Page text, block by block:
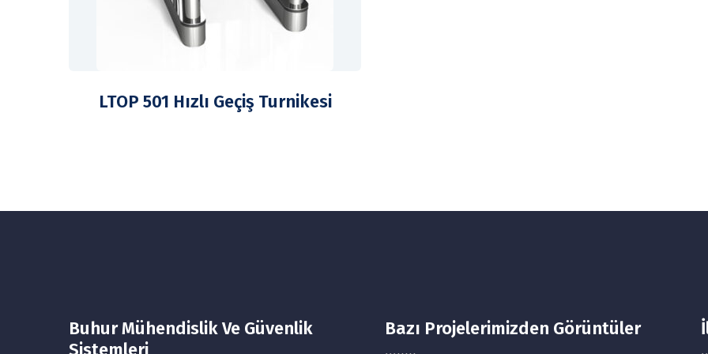
LTOP 501 Hızlı Geçiş Turnikesi
Buhur Mühendislik Ve Güvenlik
Sistemleri
Bazı Projelerimizden Görüntüler